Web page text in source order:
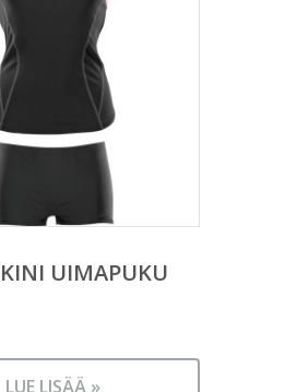
UIMAPUKU
LUE LISÄÄ »